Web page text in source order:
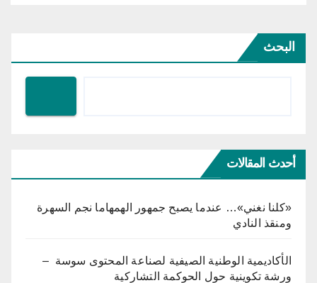
البحث
أحدث المقالات
«كلنا نغني»… عندما يصبح جمهور الهمهاما نجم السهرة
ومنقذ النادي
الأكاديمية الوطنية الصيفية لصناعة المحتوى سوسة –
ورشة تكوينية حول الحوكمة التشاركية